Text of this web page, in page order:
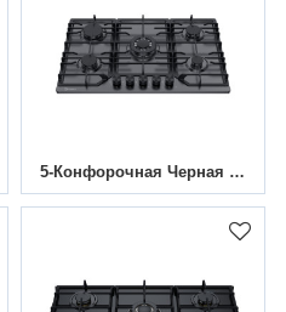
5-Конфорочная Черная Нано-Покраска/эмалированная Газовая Плита|30 Дюймов|MGBG-765TN/E|Поддержка ODM И OEM